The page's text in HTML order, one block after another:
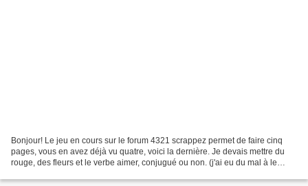
Bonjour! Le jeu en cours sur le forum 4321 scrappez permet de faire cinq
pages, vous en avez déjà vu quatre, voici la dernière. Je devais mettre du
rouge, des fleurs et le verbe aimer, conjugué ou non. (j'ai eu du mal à le